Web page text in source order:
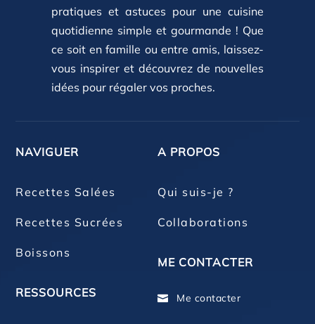
pratiques et astuces pour une cuisine
quotidienne simple et gourmande ! Que
ce soit en famille ou entre amis, laissez-
vous inspirer et découvrez de nouvelles
idées pour régaler vos proches.
NAVIGUER
Recettes Salées
Recettes Sucrées
Boissons
RESSOURCES
A PROPOS
Qui suis-je ?
Collaborations
ME CONTACTER
 Me contacter